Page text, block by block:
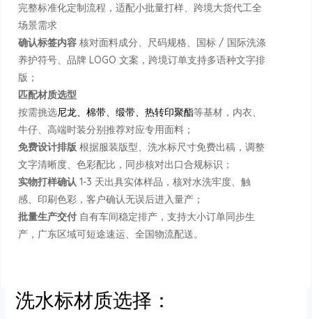
完整标准化定制流程，适配小批量打样、跨境大货代工全
场景需求
确认标签内容核对面料成分、尺码规格、国标 / 国际洗涤
养护符号、品牌 LOGO 文案，跨境订单支持多语种文字排
版；
匹配材质选型
按需挑选尼龙、棉带、缎带、热转印聚酯等基材，内衣、
牛仔、高端时装分别推荐对应专用面料；
免费设计排版 根据服装版型、洗水标尺寸免费出稿，调整
文字清晰度、色彩配比，同步核对出口合规标识；
实物打样确认 1-3 天出具实体样品，核对水洗牢度、触
感、印刷色彩，客户确认无误后进入量产；
批量生产交付自有车间稳定排产，支持大小订单同步生
产，广东区域可短途速运、全国物流配送。
洗水标材质选择：